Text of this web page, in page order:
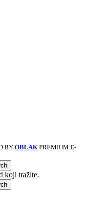
BY OBLAK PREMIUM E-
koji tražite.